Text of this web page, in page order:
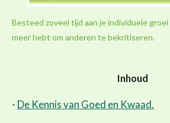
Besteed zoveel tijd aan je individuele
meer hebt om anderen te bekritiseren.
Inhoud
- De Kennis van Goed en Kwaad.